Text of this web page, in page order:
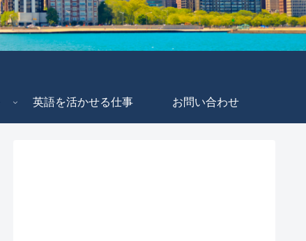
英語を活かせる仕事 お問い合わせ